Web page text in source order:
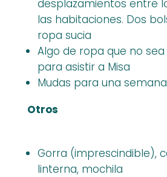
desplazamientos entre
las habitaciones. Dos
ropa sucia
Algo de ropa que no
para asistir a Misa
Mudas para una
Otros
Gorra (imprescindible),
linterna, mochila